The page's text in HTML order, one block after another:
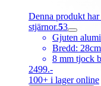
Denna produkt
stjärnor.53
Gjuten
Bredd: 28cm
8 mm tjock
2499.-
100+ i lager online